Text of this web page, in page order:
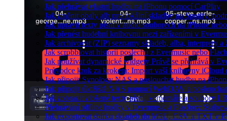
Jak přehrávat vlastní hudbu na iPhonu pomocí CarPlay
Jak změnit obaly alb pro lokální skladby na Spotify:
Jak upravit texty písní v audio souborech na iPhone
Jak přenést hudební knihovnu mezi zařízeními v
Jak archivovat (ZIP) seznamy skladeb, alba, interprety
Jak scrobblovat historii poslechu z Evermusic nebo
Jak používat dynamické widgety Právě se přehrává v
Průvodce krok za krokem: Import vaší knihovny iCloud
Jak připojit Synology NAS a poslouchat hudbu na
Jak připojit úložiště NAS pomocí WebDAV a
Jak zobrazit vložené texty písní, komentáře a soubory
Přehrávání offline hudby v Evermusic a Flacbox:
Jak exportovat sbírku skladeb do M3U, CSV a TXT v